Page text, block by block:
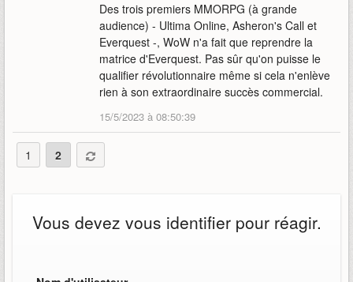
Des trois premiers MMORPG (à grande
audience) - Ultima Online, Asheron's Call et
Everquest -, WoW n'a fait que reprendre la
matrice d'Everquest. Pas sûr qu'on puisse le
qualifier révolutionnaire même si cela n'enlève
rien à son extraordinaire succès commercial.
15/5/2023 à 08:50:39
1 2
Vous devez vous identifier pour réagir.